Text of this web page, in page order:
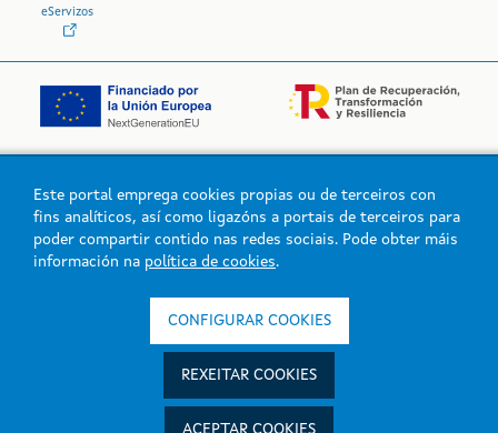
eServizos
Logo da Xunta de Galicia
Este portal emprega cookies propias ou de terceiros con
fins analíticos, así como ligazóns a portais de terceiros para
poder compartir contido nas redes sociais. Pode obter máis
información na política de cookies.
CONFIGURAR COOKIES
REXEITAR COOKIES
ACEPTAR COOKIES